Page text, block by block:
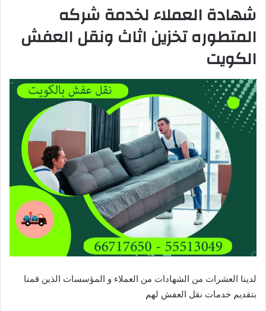
شهادة العملاء لخدمة شركه
المتطوره تخزين اثاث ونقل العفش
الكويت
لدينا العشرات من الشهادات من العملاء و المؤسسات الذين قمنا
بتقديم خدمات نقل العفش لهم